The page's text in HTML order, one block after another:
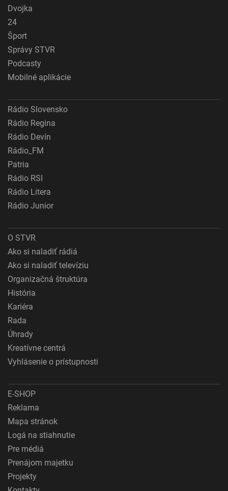
Dvojka
24
Šport
Správy STVR
Podcasty
Mobilné aplikácie
Rádio Slovensko
Rádio Regina
Rádio Devín
Rádio_FM
Patria
Rádio RSI
Rádio Litera
Rádio Junior
O STVR
Ako si naladiť rádiá
Ako si naladiť televíziu
Organizačná štruktúra
História
Kariéra
Rada
Úhrady
Kreatívne centrá
Vyhlásenie o prístupnosti
E-SHOP
Reklama
Mapa stránok
Logá na stiahnutie
Pre médiá
Prenájom majetku
Projekty